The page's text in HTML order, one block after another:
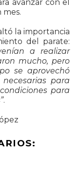
avanzar con el
mes.
la importancia
del parate:
a realizar
mucho, pero
se aprovechó
para
para
.